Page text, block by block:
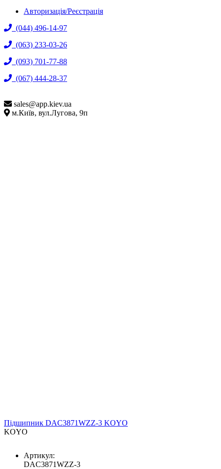
Авторизація/Реєстрація
(044) 496-14-97
(063) 233-03-26
(093) 701-77-88
(067) 444-28-37
sales@app.kiev.ua
м.Київ, вул.Лугова, 9п
Підшипник DAC3871WZZ-3 KOYO
KOYO
Артикул:
DAC3871WZZ-3